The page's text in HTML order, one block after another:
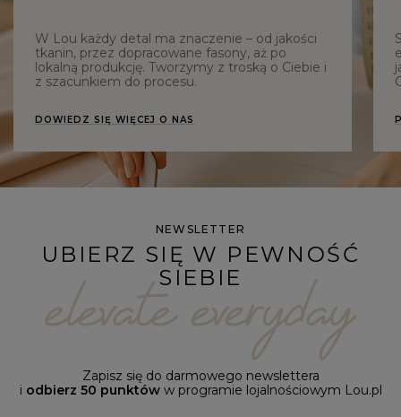
W Lou każdy detal ma znaczenie – od jakości
tkanin, przez dopracowane fasony, aż po
lokalną produkcję. Tworzymy z troską o Ciebie i
z szacunkiem do procesu.
DOWIEDZ SIĘ WIĘCEJ O NAS
NEWSLETTER
UBIERZ SIĘ W PEWNOŚĆ
SIEBIE
Zapisz się do darmowego newslettera
i odbierz 50 punktóww programie lojalnościowym Lou.pl